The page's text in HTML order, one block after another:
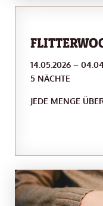
14.05.2026 –
5 NÄCHTE
JEDE MENGE